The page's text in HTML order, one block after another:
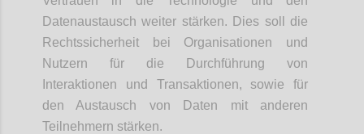
Datenaustausch weiter stärken. Dies soll die
Rechtssicherheit bei Organisationen und
Nutzern für die Durchführung von
Interaktionen und Transaktionen, sowie für
den Austausch von Daten mit anderen
Teilnehmern stärken.